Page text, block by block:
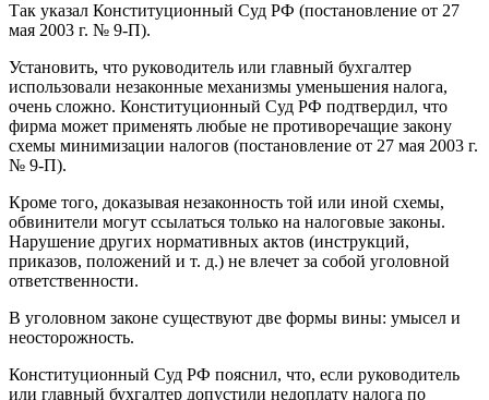
Так указал Конституционный Суд РФ (постановление от 27
мая 2003 г. № 9-П).
Установить, что руководитель или главный бухгалтер
использовали незаконные механизмы уменьшения налога,
очень сложно. Конституционный Суд РФ подтвердил, что
фирма может применять любые не противоречащие закону
схемы минимизации налогов (постановление от 27 мая 2003 г.
№ 9-П).
Кроме того, доказывая незаконность той или иной схемы,
обвинители могут ссылаться только на налоговые законы.
Нарушение других нормативных актов (инструкций,
приказов, положений и т. д.) не влечет за собой уголовной
ответственности.
В уголовном законе существуют две формы вины: умысел и
неосторожность.
Конституционный Суд РФ пояснил, что, если руководитель
или главный бухгалтер допустили недоплату налога по